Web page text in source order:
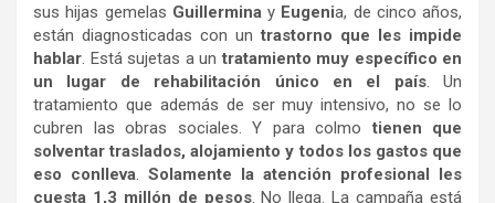
sus hijas gemelas Guillerminay Eugenia, de cinco años,
están diagnosticadas con untrastorno que les impide
hablar. Está sujetas a untratamiento muy específico en
un lugar de rehabilitación único en el país. Un
tratamiento que además de ser muy intensivo, no se lo
cubren las obras sociales. Y para colmotienen que
solventar traslados, alojamiento y todos los gastos que
eso conlleva. Solamente la atención profesional les
cuesta 1,3 millón de pesos. No llega. La campaña está